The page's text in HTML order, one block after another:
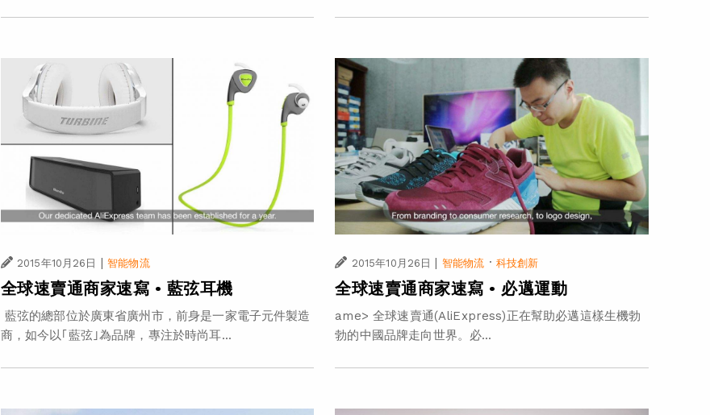
2015年10月26日 | 智能物流
全球速賣通商家速寫 • 藍弦耳機
藍弦的總部位於廣東省廣州市，前身是一家電子元件製造
商，如今以｢藍弦｣為品牌，專注於時尚耳...
2015年10月26日 | 智能物流 · 科技創新
全球速賣通商家速寫 • 必邁運動
ame> 全球速賣通(AliExpress)正在幫助必邁這樣生機勃
勃的中國品牌走向世界。必...